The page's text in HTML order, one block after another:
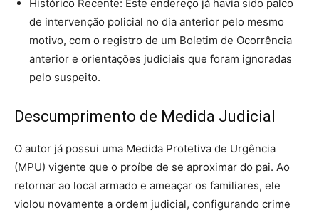
Histórico Recente: Este endereço já havia sido palco
de intervenção policial no dia anterior pelo mesmo
motivo, com o registro de um Boletim de Ocorrência
anterior e orientações judiciais que foram ignoradas
pelo suspeito.
Descumprimento de Medida Judicial
O autor já possui uma Medida Protetiva de Urgência
(MPU) vigente que o proíbe de se aproximar do pai. Ao
retornar ao local armado e ameaçar os familiares, ele
violou novamente a ordem judicial, configurando crime